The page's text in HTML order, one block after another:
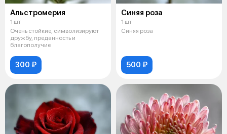
Альстромерия
1 шт
Очень стойкие, символизируют
дружбу, преданность и
благополучие
300 ₽
Синяя роза
1 шт
Синяя роза
500 ₽